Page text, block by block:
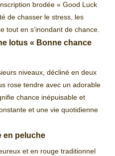
brodée « Good Luck
de chasser le stress, les
tout en s’inondant de chance.
lotus « Bonne chance
niveaux, décliné en deux
rose tendre avec un adorable
chance inépuisable et
et une vie quotidienne
en peluche
et en rouge traditionnel